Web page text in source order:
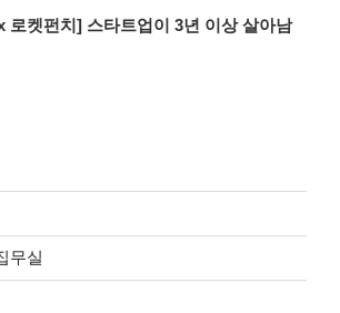
켓펀치] 스타트업이 3년 이상 살아남
무실